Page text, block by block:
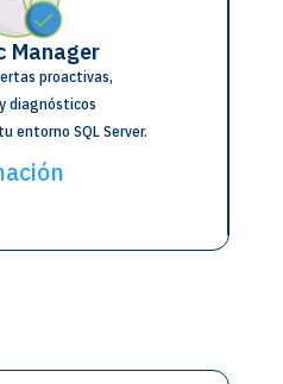
Manager
proactivas,
diagnósticos
entorno SQL Server.